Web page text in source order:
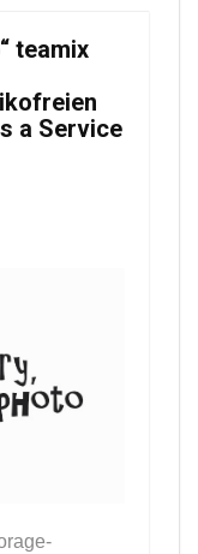
teamix
a Service